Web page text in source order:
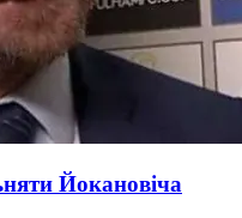
Йокановіча